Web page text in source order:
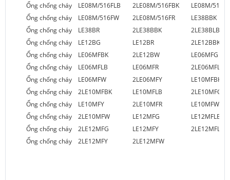
Ống chống cháy
LE08M/516FLB 2LE08M/516FBK
LE08M/516FR
Ống chống cháy
LE08M/516FW 2LE08M/516FR
LE38BBK
Ống chống cháy
LE38BR 2LE38BBK
2LE38BLB
Ống chống cháy
LE12BG LE12BR
2LE12BBK
Ống chống cháy
LE06MFBK 2LE12BW
LE06MFG
Ống chống cháy
LE06MFLB LE06MFR
2LE06MFLB
Ống chống cháy
LE06MFW 2LE06MFY
LE10MFBK
Ống chống cháy
2LE10MFBK LE10MFLB
2LE10MFG
Ống chống cháy
LE10MFY 2LE10MFR
LE10MFW
Ống chống cháy
2LE10MFW LE12MFG
LE12MFLB
Ống chống cháy
2LE12MFG LE12MFY
2LE12MFLB
Ống chống cháy
2LE12MFY 2LE12MFW